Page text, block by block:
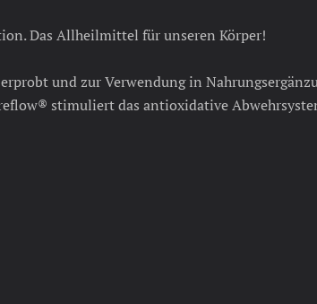
Das Allheilmittel für unseren Körper!
und zur Verwendung in
stimuliert das antioxidative